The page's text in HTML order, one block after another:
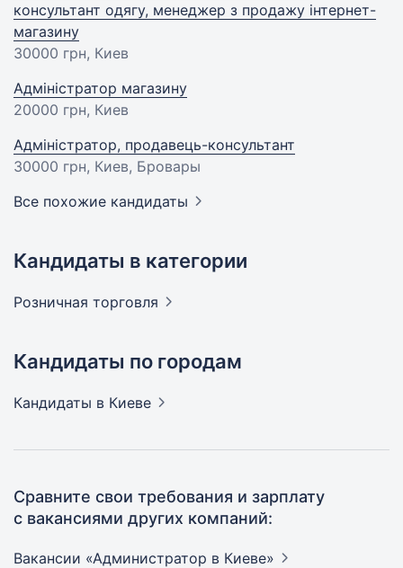
консультант одягу, менеджер з продажу інтернет-
магазину
30000 грн, Киев
Адміністратор магазину
20000 грн, Киев
Адміністратор, продавець-консультант
30000 грн, Киев, Бровары
Все похожие кандидаты
Кандидаты в категории
Розничная торговля
Кандидаты по городам
Кандидаты в Киеве
Сравните свои требования и зарплату
с вакансиями других компаний:
Вакансии «Администратор в Киеве»